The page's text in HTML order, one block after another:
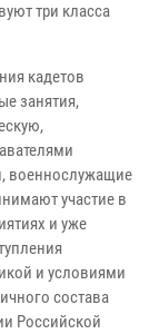
три класса
кадетов
занятия,
военнослужащие
участие в
и уже
и условиями
состава
Российской